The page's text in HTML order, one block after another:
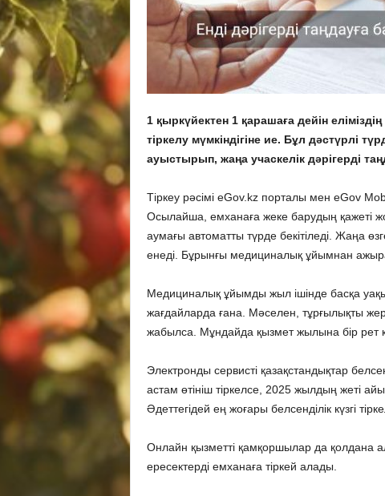
1 қыркүйектен 1 қарашаға дейін
тіркелу мүмкіндігіне ие. Бұл дәстүрлі
ауыстырып, жаңа учаскелік дәрігерді
Тіркеу рәсімі eGov.kz порталы мен eGov
Осылайша, емханаға жеке барудың қажеті
аумағы автоматты түрде бекітіледі. Жаңа
енеді. Бұрынғы медициналық ұйымнан
Медициналық ұйымды жыл ішінде басқа
жағдайларда ғана. Мәселен, тұрғылықты
жабылса. Мұндайда қызмет жылына бір рет
Электронды сервисті қазақстандықтар
астам өтініш тіркелсе, 2025 жылдың жеті
Әдеттегідей ең жоғары белсенділік күзгі
Онлайн қызметті қамқоршылар да қолдана
ересектерді емханаға тіркей алады.